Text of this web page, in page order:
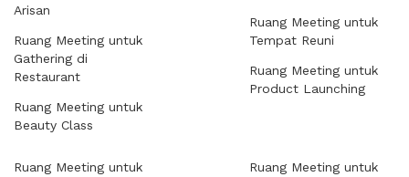
Arisan
Ruang Meeting untuk
Gathering di
Restaurant
Ruang Meeting untuk
Beauty Class
Ruang Meeting untuk
Tempat Reuni
Ruang Meeting untuk
Product Launching
Ruang Meeting untuk
Ruang Meeting untuk